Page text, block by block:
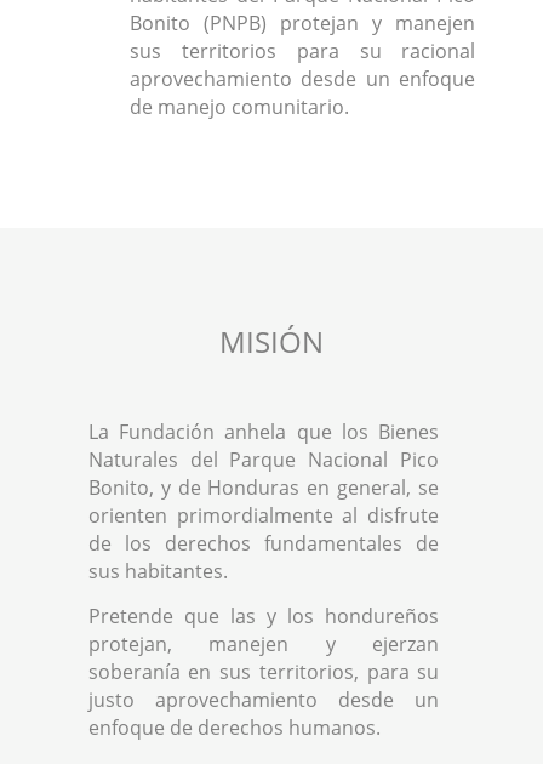
Bonito (PNPB) protejan y manejen
sus territorios para su racional
aprovechamiento desde un enfoque
de manejo comunitario.
MISIÓN
La Fundación anhela que los Bienes
Naturales del Parque Nacional Pico
Bonito, y de Honduras en general, se
orienten primordialmente al disfrute
de los derechos fundamentales de
sus habitantes.
Pretende que las y los hondureños
protejan, manejen y ejerzan
soberanía en sus territorios, para su
justo aprovechamiento desde un
enfoque de derechos humanos.